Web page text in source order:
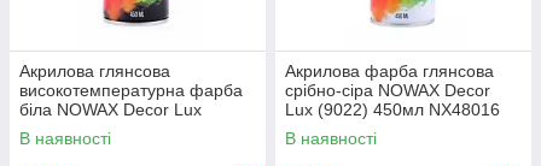
Акрилова глянсова
високотемпературна фарба
біла NOWAX Decor Lux
(9010) 370°C 450мл
В наявності
Акрилова фарба глянсова
срібно-сіра NOWAX Decor
Lux (9022) 450мл NX48016
В наявності